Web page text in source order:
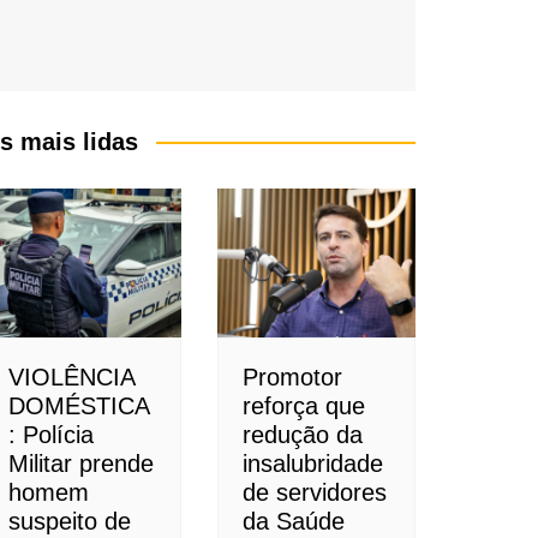
mais lidas
VIOLÊNCIA
DOMÉSTICA
: Polícia
Militar prende
homem
suspeito de
Promotor
reforça que
redução da
insalubridade
de servidores
da Saúde